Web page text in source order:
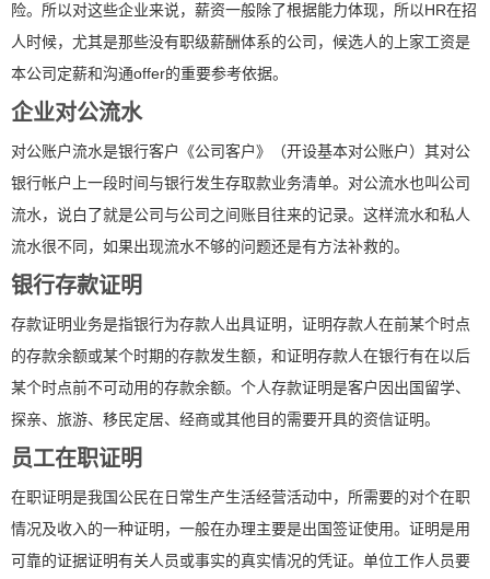
险。所以对这些企业来说，薪资一般除了根据能力体现，所以HR在招
人时候，尤其是那些没有职级薪酬体系的公司，候选人的上家工资是
本公司定薪和沟通offer的重要参考依据。
企业对公流水
对公账户流水是银行客户《公司客户》（开设基本对公账户）其对公
银行帐户上一段时间与银行发生存取款业务清单。对公流水也叫公司
流水，说白了就是公司与公司之间账目往来的记录。这样流水和私人
流水很不同，如果出现流水不够的问题还是有方法补救的。
银行存款证明
存款证明业务是指银行为存款人出具证明，证明存款人在前某个时点
的存款余额或某个时期的存款发生额，和证明存款人在银行有在以后
某个时点前不可动用的存款余额。个人存款证明是客户因出国留学、
探亲、旅游、移民定居、经商或其他目的需要开具的资信证明。
员工在职证明
在职证明是我国公民在日常生产生活经营活动中，所需要的对个在职
情况及收入的一种证明，一般在办理主要是出国签证使用。证明是用
可靠的证据证明有关人员或事实的真实情况的凭证。单位工作人员要